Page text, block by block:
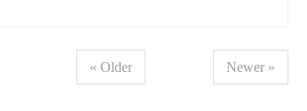
« Older Newer »